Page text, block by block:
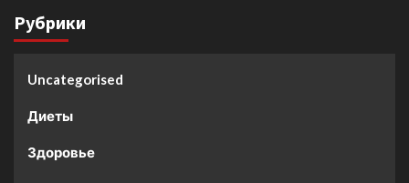
Рубрики
Uncategorised
Диеты
Здоровье